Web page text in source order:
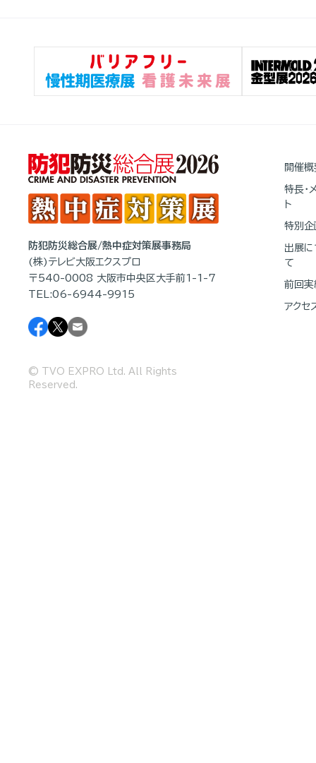
防犯防災総合展/熱中症対策展事務局
(株)テレビ大阪エクスプロ
〒540-0008 大阪市中央区大手前1-1-7
TEL:06-6944-9915
© TVO EXPRO Ltd. All Rights
Reserved.
開催概
特長・
ト
特別企
出展に
て
前回実
アクセ